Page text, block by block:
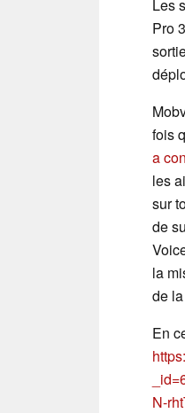
Les
Pro
fois
a
les
sur
de
la
de
En
N-